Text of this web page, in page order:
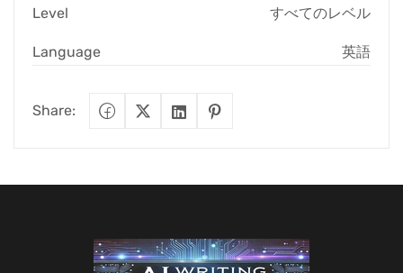
Level すべてのレベル
Language 英語
Share: